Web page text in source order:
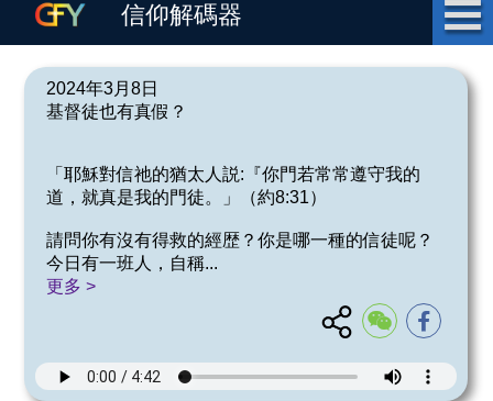
信仰解碼器
2024年3月8日
基督徒也有真假？
「耶穌對信祂的猶太人説:『你門若常常遵守我的
道，就真是我的門徒。」（約8:31）
請問你有沒有得救的經歴？你是哪一種的信徒呢？
今日有一班人，自稱...
更多 >